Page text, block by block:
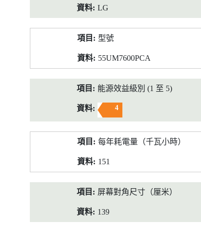
LG
型號
55UM7600PCA
能源效益級別 (1 至 5)
4
每年耗電量（千瓦小時）
151
屏幕對角尺寸（厘米）
139